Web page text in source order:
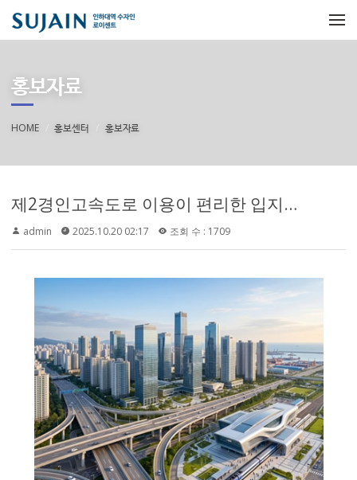
홍보자료
HOME 홍보센터 홍보자료
제2경인고속도로 이용이 편리한 입지로 안내되며, 송도역 KTX 개통 예정과 수도권 제2순환고속도로 전 구간 개통 예정
admin 2025.10.20 02:17 조회 수 : 1709